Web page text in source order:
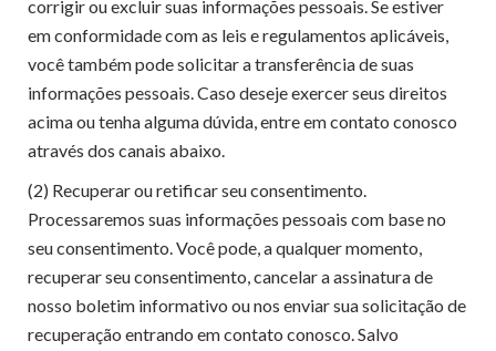
corrigir ou excluir suas informações pessoais. Se estiver
em conformidade com as leis e regulamentos aplicáveis,
você também pode solicitar a transferência de suas
informações pessoais. Caso deseje exercer seus direitos
acima ou tenha alguma dúvida, entre em contato conosco
através dos canais abaixo.
(2) Recuperar ou retificar seu consentimento.
Processaremos suas informações pessoais com base no
seu consentimento. Você pode, a qualquer momento,
recuperar seu consentimento, cancelar a assinatura de
nosso boletim informativo ou nos enviar sua solicitação de
recuperação entrando em contato conosco. Salvo